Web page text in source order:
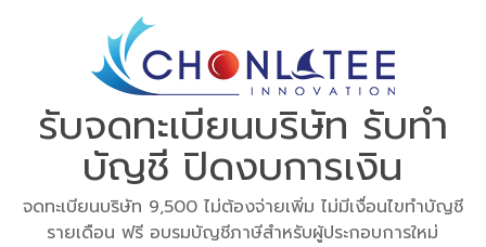
รับจดทะเบียนบริษัท รับทำ
บัญชี ปิดงบการเงิน
จดทะเบียนบริษัท 9,500 ไม่ต้องจ่ายเพิ่ม ไม่มีเงื่อนไขทำบัญชี
รายเดือน ฟรี อบรมบัญชีภาษีสำหรับผู้ประกอบการใหม่